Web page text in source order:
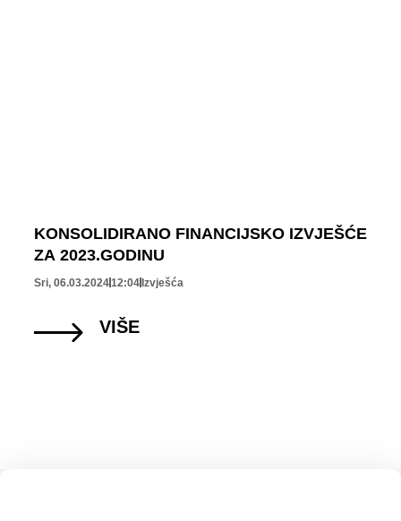
KONSOLIDIRANO FINANCIJSKO IZVJEŠĆE
ZA 2023.GODINU
Sri, 06.03.202412:04Izvješća
VIŠE